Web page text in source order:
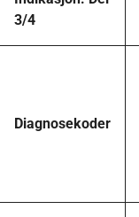
3/4
Diagnosekoder